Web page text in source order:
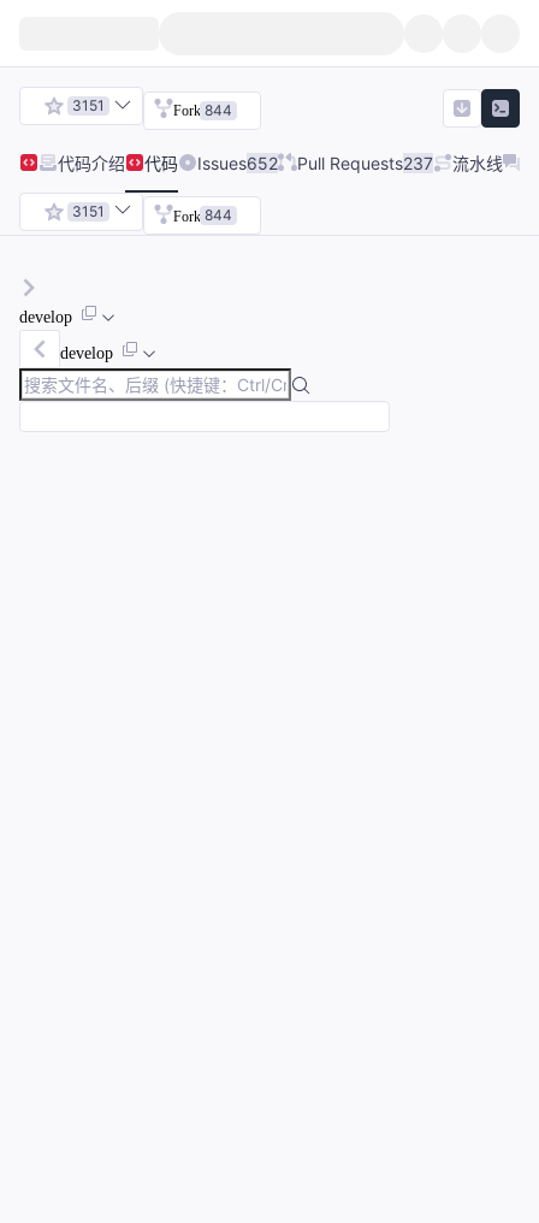
3151 Fork 844
代码介绍 代码 Issues652 Pull Requests237 流水线
3151 Fork 844
develop
develop